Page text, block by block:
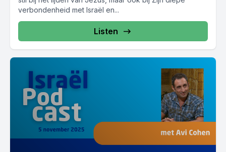
verbondenheid met Israël en...
Listen